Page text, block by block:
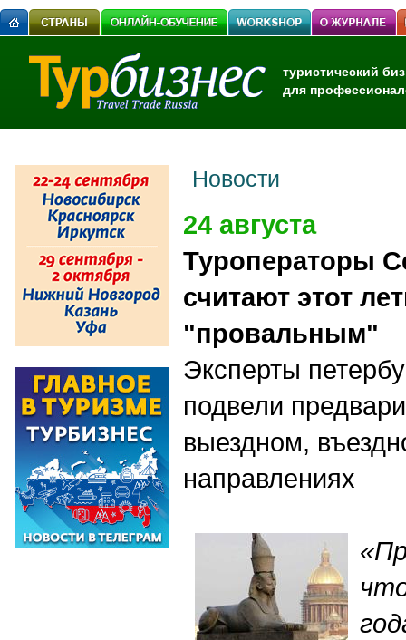
туристический
для
Новости
24 августа
Туроператоры
считают этот
"провальным"
Эксперты
подвели
выездном,
направлениях